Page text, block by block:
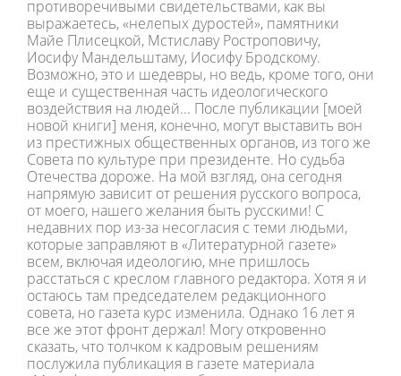
противоречивыми свидетельствами, как вы
выражаетесь, «нелепых дуростей», памятники
Майе Плисецкой, Мстиславу Ростроповичу,
Иосифу Мандельштаму, Иосифу Бродскому.
Возможно, это и шедевры, но ведь, кроме того, они
еще и существенная часть идеологического
воздействия на людей... После публикации [моей
новой книги] меня, конечно, могут выставить вон
из престижных общественных органов, из того же
Совета по культуре при президенте. Но судьба
Отечества дороже. На мой взгляд, она сегодня
напрямую зависит от решения русского вопроса,
от моего, нашего желания быть русскими! С
недавних пор из-за несогласия с теми людьми,
которые заправляют в «Литературной газете»
всем, включая идеологию, мне пришлось
расстаться с креслом главного редактора. Хотя я и
остаюсь там председателем редакционного
совета, но газета курс изменила. Однако 16 лет я
все же этот фронт держал! Могу откровенно
сказать, что толчком к кадровым решениям
послужила публикация в газете материала